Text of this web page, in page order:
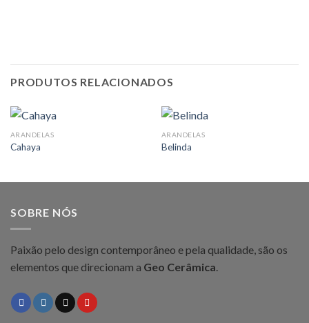
PRODUTOS RELACIONADOS
ARANDELAS
Cahaya
ARANDELAS
Belinda
SOBRE NÓS
Paixão pelo design contemporâneo e pela qualidade, são os
elementos que direcionam a Geo Cerâmica.